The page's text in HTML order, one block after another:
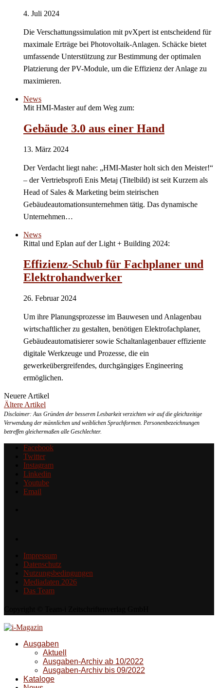
4. Juli 2024
Die Verschattungssimulation mit pvXpert ist entscheidend für
maximale Erträge bei Photovoltaik-Anlagen. Schäcke bietet
umfassende Unterstützung zur Bestimmung der optimalen
Platzierung der PV-Module, um die Effizienz der Anlage zu
maximieren.
News
Mit HMI-Master auf dem Weg zum:
Gebäude 3.0 aus einer Hand
13. März 2024
Der Verdacht liegt nahe: „HMI-Master holt sich den Meister!“
– der Vertriebsprofi Enis Metaj (Titelbild) ist seit Kurzem als
Head of Sales & Marketing beim steirischen
Gebäudeautomationsunternehmen tätig. Das dynamische
Unternehmen…
News
Rittal und Eplan auf der Light + Building 2024:
Effizienz-Schub für Fachplaner und
Elektrohandwerker
26. Februar 2024
Um ihre Planungsprozesse im Bauwesen und Anlagenbau
wirtschaftlicher zu gestalten, benötigen Elektrofachplaner,
Gebäudeautomatisierer sowie Schaltanlagenbauer effiziente
digitale Werkzeuge und Prozesse, die ein
gewerkeübergreifendes, durchgängiges Engineering
ermöglichen.
Neuere Artikel
Ältere Artikel
Disclaimer: Aus Gründen der besseren Lesbarkeit verzichten wir auf die gleichzeitige
Verwendung der männlichen und weiblichen Sprachformen. Personenbezeichnungen
betreffen gleichermaßen alle Geschlechter.
Facebook
Twitter
Instagram
Linkedin
Youtube
Email
Impressum
Datenschutz
Nutzungsbedingungen
Mediadaten 2026
Das Team
Ausgaben
Aktuell
Ausgaben-Archiv ab 10/2022
Ausgaben-Archiv bis 09/2022
Kataloge